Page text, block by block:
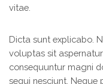
vitae.
Dicta sunt explicabo.
voluptas sit
consequuntur magni
sequi nesciunt. Neque